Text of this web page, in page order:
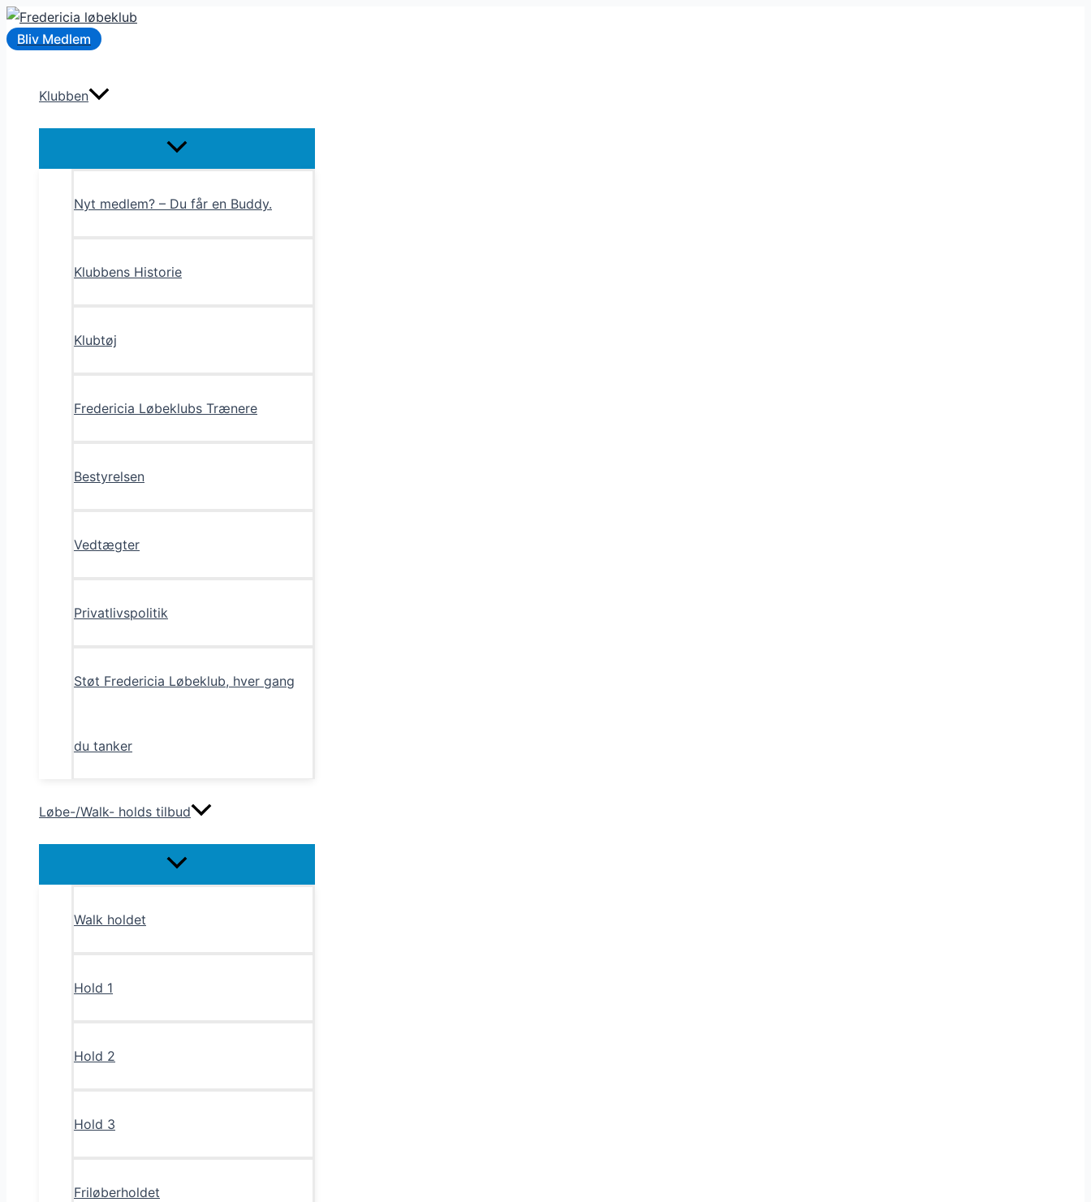
Gå
til Bliv Medlem
Klubben
Menu
Nyt medlem? – Du får en Buddy.
Klubbens Historie
Klubtøj
Fredericia Løbeklubs Trænere
Bestyrelsen
Vedtægter
Privatlivspolitik
Støt Fredericia Løbeklub, hver gang
du tanker
Løbe-/Walk- holds tilbud
Menu
Walk holdet
Hold 1
Hold 2
Hold 3
Friløberholdet